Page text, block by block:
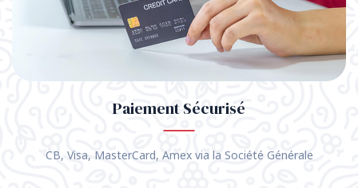
Paiement Sécurisé
CB, Visa, MasterCard, Amex via la Société Générale